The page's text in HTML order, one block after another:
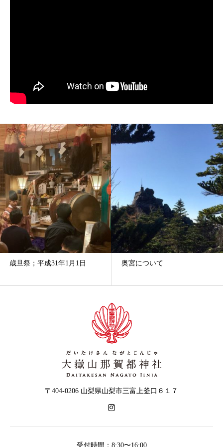
歳旦祭；平成31年1月1日 奥宮について
〒404-0206 山梨県山梨市三富上釜口６１７
受付時間：8:30〜16:00